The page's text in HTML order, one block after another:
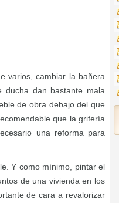
varios, cambiar la bañera
ducha dan bastante mala
de obra debajo del que
que la grifería
una reforma para
Y como mínimo, pintar el
de una vivienda en los
de cara a revalorizar